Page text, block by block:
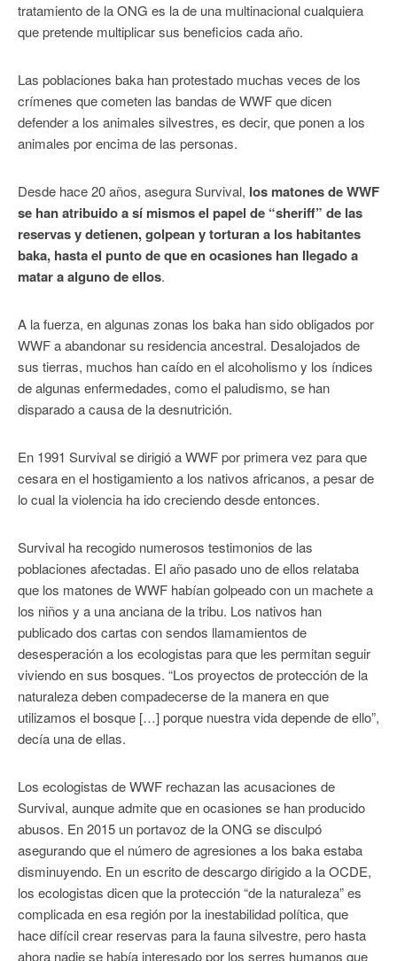
tratamiento de la ONG es la de una multinacional cualquiera
que pretende multiplicar sus beneficios cada año.
Las poblaciones baka han protestado muchas veces de los
crímenes que cometen las bandas de WWF que dicen
defender a los animales silvestres, es decir, que ponen a los
animales por encima de las personas.
Desde hace 20 años, asegura Survival, los matones de WWF
se han atribuido a sí mismos el papel de “sheriff” de las
reservas y detienen, golpean y torturan a los habitantes
baka, hasta el punto de que en ocasiones han llegado a
matar a alguno de ellos.
A la fuerza, en algunas zonas los baka han sido obligados por
WWF a abandonar su residencia ancestral. Desalojados de
sus tierras, muchos han caído en el alcoholismo y los índices
de algunas enfermedades, como el paludismo, se han
disparado a causa de la desnutrición.
En 1991 Survival se dirigió a WWF por primera vez para que
cesara en el hostigamiento a los nativos africanos, a pesar de
lo cual la violencia ha ido creciendo desde entonces.
Survival ha recogido numerosos testimonios de las
poblaciones afectadas. El año pasado uno de ellos relataba
que los matones de WWF habían golpeado con un machete a
los niños y a una anciana de la tribu. Los nativos han
publicado dos cartas con sendos llamamientos de
desesperación a los ecologistas para que les permitan seguir
viviendo en sus bosques. “Los proyectos de protección de la
naturaleza deben compadecerse de la manera en que
utilizamos el bosque […] porque nuestra vida depende de ello”,
decía una de ellas.
Los ecologistas de WWF rechazan las acusaciones de
Survival, aunque admite que en ocasiones se han producido
abusos. En 2015 un portavoz de la ONG se disculpó
asegurando que el número de agresiones a los baka estaba
disminuyendo. En un escrito de descargo dirigido a la OCDE,
los ecologistas dicen que la protección “de la naturaleza” es
complicada en esa región por la inestabilidad política, que
hace difícil crear reservas para la fauna silvestre, pero hasta
ahora nadie se había interesado por los serres humanos que